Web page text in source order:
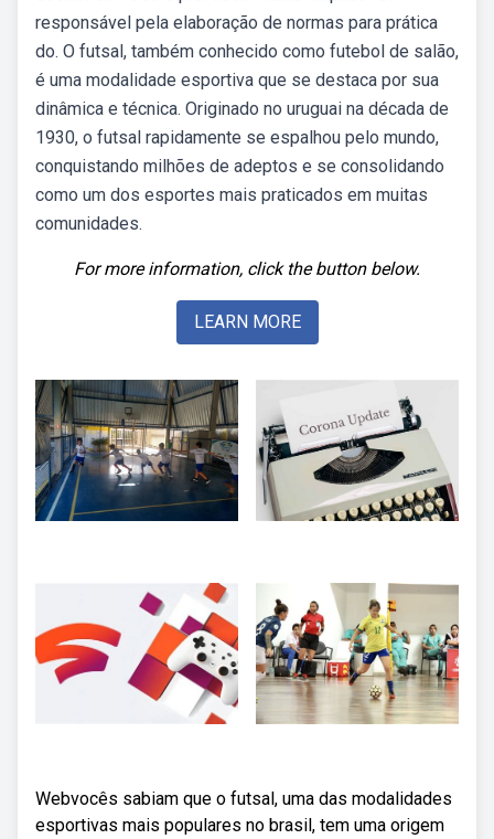
responsável pela elaboração de normas para prática
do. O futsal, também conhecido como futebol de salão,
é uma modalidade esportiva que se destaca por sua
dinâmica e técnica. Originado no uruguai na década de
1930, o futsal rapidamente se espalhou pelo mundo,
conquistando milhões de adeptos e se consolidando
como um dos esportes mais praticados em muitas
comunidades.
For more information, click the button below.
LEARN MORE
Webvocês sabiam que o futsal, uma das modalidades
esportivas mais populares no brasil, tem uma origem